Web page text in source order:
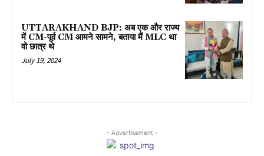
UTTARAKHAND BJP: अब एक और राज्य
में CM-पूर्व CM आमने सामने, बताया मैं MLC था
वो छात्र थे
July 19, 2024
- Advertisement -